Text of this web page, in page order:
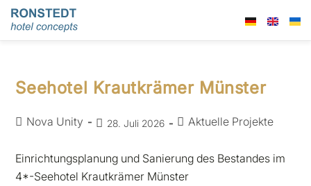
Seehotel Krautkrämer Münster
Nova Unity 28. Juli 2026 Aktuelle Projekte
Einrichtungsplanung und Sanierung des Bestandes im
4*-Seehotel Krautkrämer Münster